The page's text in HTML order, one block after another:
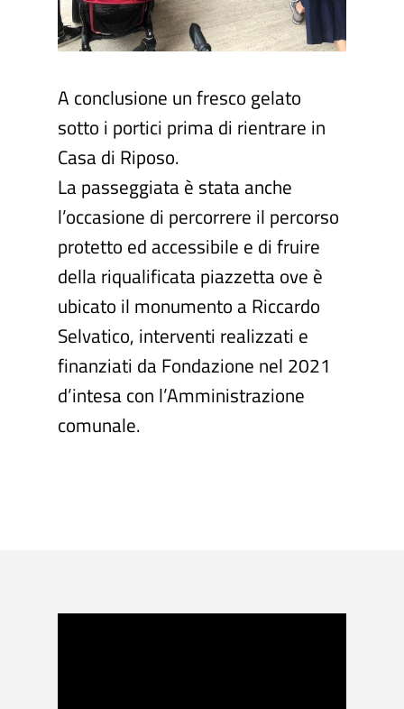
A conclusione un fresco gelato
sotto i portici prima di rientrare in
Casa di Riposo.
La passeggiata è stata anche
l’occasione di percorrere il percorso
protetto ed accessibile e di fruire
della riqualificata piazzetta ove è
ubicato il monumento a Riccardo
Selvatico, interventi realizzati e
finanziati da Fondazione nel 2021
d’intesa con l’Amministrazione
comunale.